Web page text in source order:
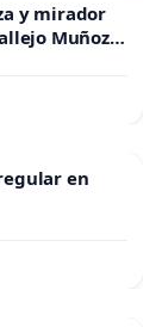
y mirador
Muñoz
en